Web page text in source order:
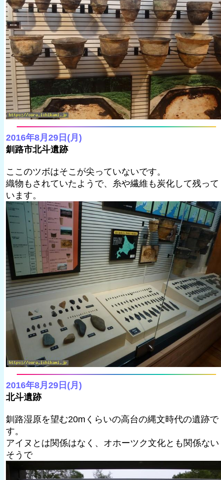
2016年8月29日(月)
釧路市北斗遺跡
ここのツボはそこが尖っていないです。
織物もされていたようで、糸や繊維も炭化して残って
います。
2016年8月29日(月)
北斗遺跡
釧路湿原を望む20mくらいの高台の縄文時代の遺跡で
す。
アイヌとは関係はなく、オホーツク文化とも関係ない
そうで